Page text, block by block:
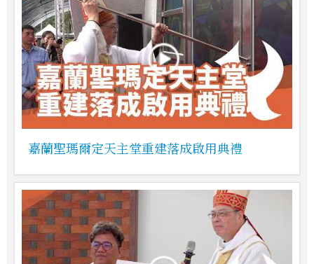
嘉蘭聖瑪爾定天主堂重建落成啟用典禮